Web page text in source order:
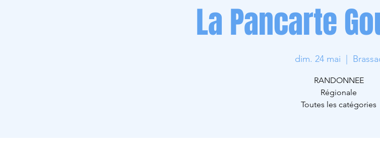
La Pancarte
dim. 24 mai
RANDONNEE
Régionale
Toutes les catégories